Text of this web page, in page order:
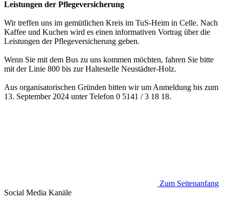
Leistungen der Pflegeversicherung
Wir treffen uns im gemütlichen Kreis im TuS-Heim in Celle. Nach
Kaffee und Kuchen wird es einen informativen Vortrag über die
Leistungen der Pflegeversicherung geben.
Wenn Sie mit dem Bus zu uns kommen möchten, fahren Sie bitte
mit der Linie 800 bis zur Haltestelle Neustädter-Holz.
Aus organisatorischen Gründen bitten wir um Anmeldung bis zum
13. September 2024 unter Telefon 0 5141 / 3 18 18.
Zum Seitenanfang
Social Media Kanäle